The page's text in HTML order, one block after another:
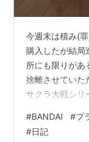
今週末は積み(
購入したが結
所にも限りがあ
捨離させていた
サクラ大戦シリ
い。希望価格は
い事にする… 某
#BANDAI #プ
#日記